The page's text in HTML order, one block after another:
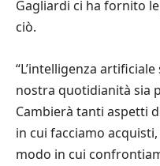
Gagliardi ci ha fornito
ciò.
“L’intelligenza
nostra quotidianità sia
Cambierà tanti aspetti
in cui facciamo
modo in cui